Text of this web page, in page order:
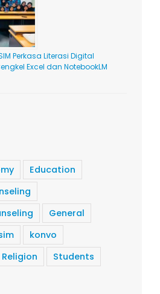
Perkasa Literasi Digital
Excel dan NotebookLM
Education
General
konvo
Religion Students